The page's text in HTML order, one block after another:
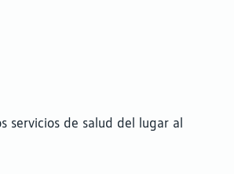
servicios de salud del lugar al